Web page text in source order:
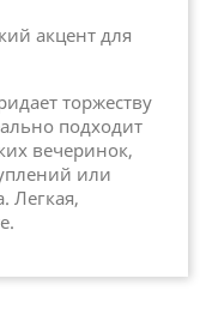
акцент для
торжеству
подходит
вечеринок,
или
Легкая,